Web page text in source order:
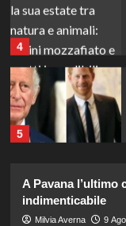
4
5
1
A Pavana l’ultimo
indimenticabile
Milvia Averna 9